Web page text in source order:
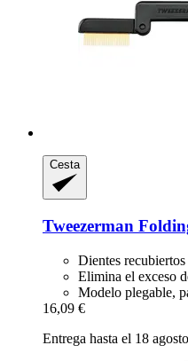
Cesta
Tweezerman
Dientes recubiertos
Elimina el exceso
Modelo plegable,
16,09 €
Entrega hasta el 18 agosto